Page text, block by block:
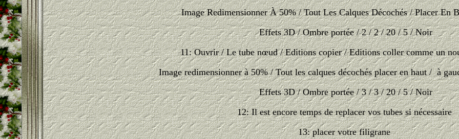
Image Redimensionner À 50% / Tout Les Calques Décochés /Placer En
Effets 3D / Ombre portée / 2 / 2 / 20 / 5 / Noir
11: Ouvrir / Le tube nœud / Editions copier / Editions coller comme un
Image redimensionner à 50% / Tout les calques décochés placer en haut / à
Effets 3D / Ombre portée / 3 / 3 / 20 / 5 / Noir
12: Il est encore temps de replacer vos tubes si nécessaire
13: placer votre filigrane